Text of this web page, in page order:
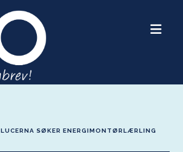
LUCERNA SØKER ENERGIMONTØRLÆRLING